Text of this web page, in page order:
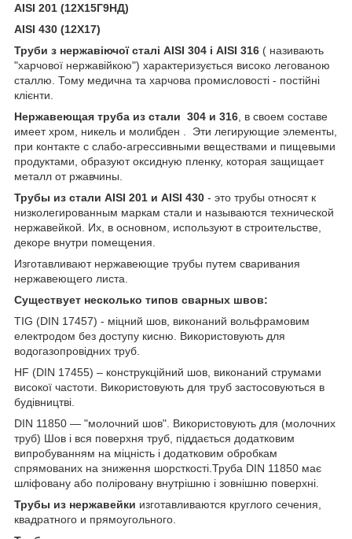
AISI 201 (12Х15Г9НД)
AISI 430 (12Х17)
Труби з нержавіючої сталі AISI 304 і AISI 316 ( називають
"харчової нержавійкою") характеризується високо легованою
сталлю. Тому медична та харчова промисловості - постійні
клієнти.
Нержавеющая труба из стали 304 и 316 , в своем составе
имеет хром, никель и молибден . Эти легирующие элементы,
при контакте с слабо-агрессивными веществами и пищевыми
продуктами, образуют оксидную пленку, которая защищает
металл от ржавчины.
Трубы из стали AISI 201 и AISI 430 - это трубы относят к
низколегированным маркам стали и называются технической
нержавейкой. Их, в основном, используют в строительстве,
декоре внутри помещения.
Изготавливают нержавеющие трубы путем сваривания
нержавеющего листа.
Существует несколько типов сварных швов:
TIG (DIN 17457) - міцний шов, виконаний вольфрамовим
електродом без доступу кисню. Використовують для
водогазопровідних труб.
HF (DIN 17455) – конструкційний шов, виконаний струмами
високої частоти. Використовують для труб застосовуються в
будівництві.
DIN 11850 ― "молочний шов". Використовують для (молочних
труб) Шов і вся поверхня труб, піддається додатковим
випробуванням на міцність і додатковим обробкам
спрямованих на зниження шорсткості.Труба DIN 11850 має
шліфовану або поліровану внутрішню і зовнішню поверхні.
Трубы из нержавейки изготавливаются круглого сечения,
квадратного и прямоугольного.